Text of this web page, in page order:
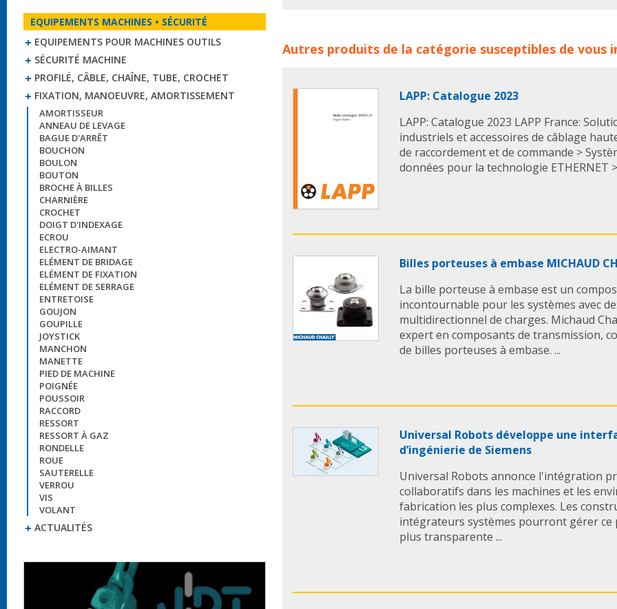
EQUIPEMENTS MACHINES • SÉCURITÉ
EQUIPEMENTS POUR MACHINES OUTILS
SÉCURITÉ MACHINE
PROFILÉ, CÂBLE, CHAÎNE, TUBE, CROCHET
FIXATION, MANOEUVRE, AMORTISSEMENT
AMORTISSEUR
ANNEAU DE LEVAGE
BAGUE D'ARRÊT
BOUCHON
BOULON
BOUTON
BROCHE À BILLES
CHARNIÈRE
CROCHET
DOIGT D'INDEXAGE
ECROU
ELECTRO-AIMANT
ELÉMENT DE BRIDAGE
ELÉMENT DE FIXATION
ELÉMENT DE SERRAGE
ENTRETOISE
GOUJON
GOUPILLE
JOYSTICK
MANCHON
MANETTE
PIED DE MACHINE
POIGNÉE
POUSSOIR
RACCORD
RESSORT
RESSORT À GAZ
RONDELLE
ROUE
SAUTERELLE
VERROU
VIS
VOLANT
ACTUALITÉS
en plusieurs
autolubrifiants
Ils répondent aux
fiabilité et de
industrielsvariés.
Michaud Chailly
,
michaud chaillyelements oscillants michaud chailly
Autres produits de la catégorie susceptibles de vous
LAPP: Catalogue 2023
LAPP: Catalogue 2023 LAPP France:
industriels et accessoires de câblage
de raccordement et de commande >
données pour la technologie ETHERNET
Billes porteuses à embase MICHAUD
La bille porteuse à embase est un
incontournable pour les systèmes avec
multidirectionnel de charges. Michaud
expert en composants de transmission,
de billes porteuses à embase. ...
Universal Robots développe une
d’ingénierie de Siemens
Universal Robots annonce l'intégration
collaboratifs dans les machines et les
fabrication les plus complexes. Les
intégrateurs systèmes pourront gérer ce
plus transparente ...